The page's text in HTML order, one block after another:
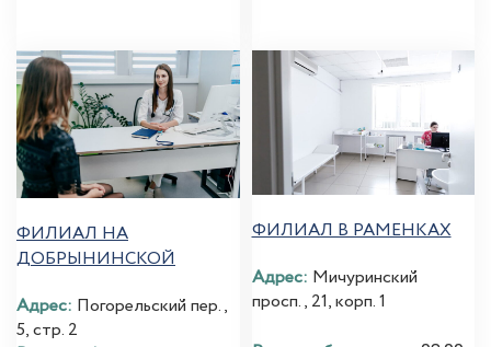
ФИЛИАЛ НА
ДОБРЫНИНСКОЙ
Адрес: Погорельский пер.,
5, стр. 2
ФИЛИАЛ В РАМЕНКАХ
Адрес: Мичуринский
просп., 21, корп. 1